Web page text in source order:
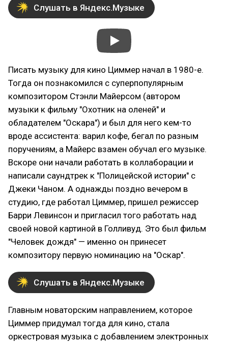
Слушать в Яндекс.Музыке
Писать музыку для кино Циммер начал в 1980-е.
Тогда он познакомился с суперпопулярным
композитором Стэнли Майерсом (автором
музыки к фильму "Охотник на оленей" и
обладателем "Оскара") и был для него кем-то
вроде ассистента: варил кофе, бегал по разным
поручениям, а Майерс взамен обучал его музыке.
Вскоре они начали работать в коллаборации и
написали саундтрек к "Полицейской истории" с
Джеки Чаном. А однажды поздно вечером в
студию, где работал Циммер, пришел режиссер
Барри Левинсон и пригласил того работать над
своей новой картиной в Голливуд. Это был фильм
"Человек дождя" — именно он принесет
композитору первую номинацию на "Оскар".
Слушать в Яндекс.Музыке
Главным новаторским направлением, которое
Циммер придумал тогда для кино, стала
оркестровая музыка с добавлением электронных